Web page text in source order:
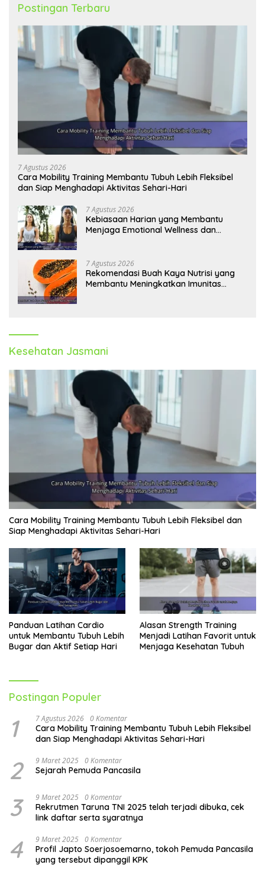
Postingan Terbaru
7 Agustus 2026
Cara Mobility Training Membantu Tubuh Lebih Fleksibel
dan Siap Menghadapi Aktivitas Sehari-Hari
7 Agustus 2026
Kebiasaan Harian yang Membantu
Menjaga Emotional Wellness dan
7 Agustus 2026
Rekomendasi Buah Kaya Nutrisi yang
Membantu Meningkatkan Imunitas
Kesehatan Jasmani
Cara Mobility Training Membantu Tubuh Lebih Fleksibel dan
Siap Menghadapi Aktivitas Sehari-Hari
Panduan Latihan Cardio
untuk Membantu Tubuh Lebih
Bugar dan Aktif Setiap Hari
Alasan Strength Training
Menjadi Latihan Favorit untuk
Menjaga Kesehatan Tubuh
Postingan Populer
1 7 Agustus 2026 0 Komentar
Cara Mobility Training Membantu Tubuh Lebih Fleksibel
dan Siap Menghadapi Aktivitas Sehari-Hari
2 9 Maret 2025 0 Komentar
Sejarah Pemuda Pancasila
3 9 Maret 2025 0 Komentar
Rekrutmen Taruna TNI 2025 telah terjadi dibuka, cek
link daftar serta syaratnya
4 9 Maret 2025 0 Komentar
Profil Japto Soerjosoemarno, tokoh Pemuda Pancasila
yang tersebut dipanggil KPK